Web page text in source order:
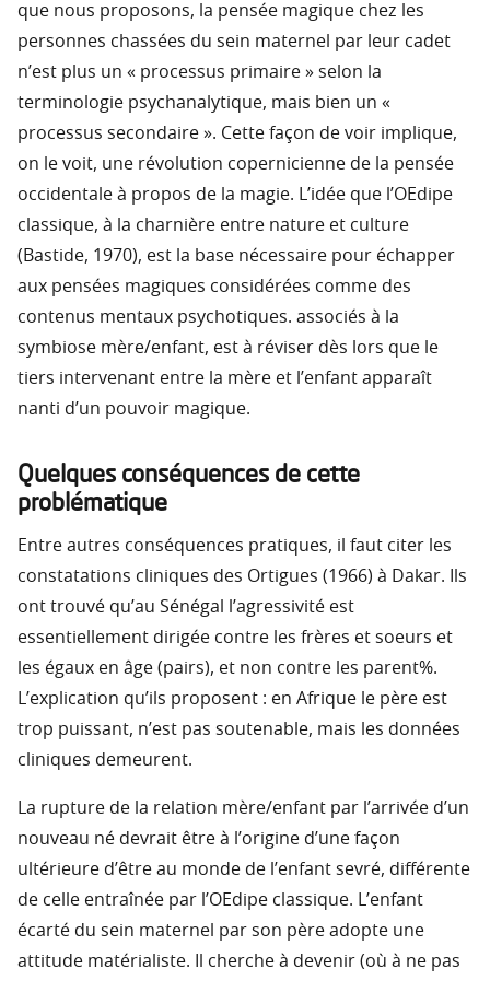
que nous proposons, la pensée magique chez les
personnes chassées du sein maternel par leur cadet
n’est plus un « processus primaire » selon la
terminologie psychanalytique, mais bien un «
processus secondaire ». Cette façon de voir implique,
on le voit, une révolution copernicienne de la pensée
occidentale à propos de la magie. L’idée que l’OEdipe
classique, à la charnière entre nature et culture
(Bastide, 1970), est la base nécessaire pour échapper
aux pensées magiques considérées comme des
contenus mentaux psychotiques. associés à la
symbiose mère/enfant, est à réviser dès lors que le
tiers intervenant entre la mère et l’enfant apparaît
nanti d’un pouvoir magique.
Quelques conséquences de cette
problématique
Entre autres conséquences pratiques, il faut citer les
constatations cliniques des Ortigues (1966) à Dakar. Ils
ont trouvé qu’au Sénégal l’agressivité est
essentiellement dirigée contre les frères et soeurs et
les égaux en âge (pairs), et non contre les parent%.
L’explication qu’ils proposent : en Afrique le père est
trop puissant, n’est pas soutenable, mais les données
cliniques demeurent.
La rupture de la relation mère/enfant par l’arrivée d’un
nouveau né devrait être à l’origine d’une façon
ultérieure d’être au monde de l’enfant sevré, différente
de celle entraînée par l’OEdipe classique. L’enfant
écarté du sein maternel par son père adopte une
attitude matérialiste. Il cherche à devenir (où à ne pas